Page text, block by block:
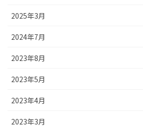
2025年3月
2024年7月
2023年8月
2023年5月
2023年4月
2023年3月